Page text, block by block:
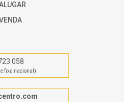
058
fixa nacional)